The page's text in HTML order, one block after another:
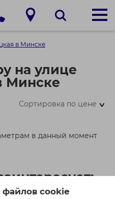
файлов cookie
в Минске
на улице
Минске
Сортировка по цене>
в данный момент